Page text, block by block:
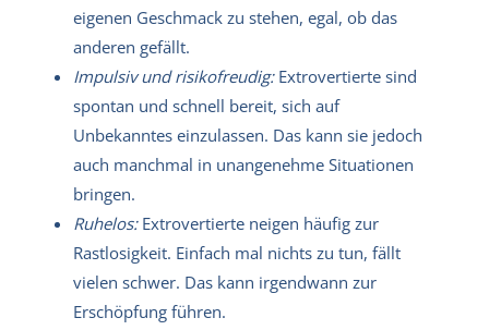
eigenen Geschmack zu stehen, egal, ob das
anderen gefällt.
Impulsiv und risikofreudig:Extrovertierte sind
spontan und schnell bereit, sich auf
Unbekanntes einzulassen. Das kann sie jedoch
auch manchmal in unangenehme Situationen
bringen.
Ruhelos:Extrovertierte neigen häufig zur
Rastlosigkeit. Einfach mal nichts zu tun, fällt
vielen schwer. Das kann irgendwann zur
Erschöpfung führen.